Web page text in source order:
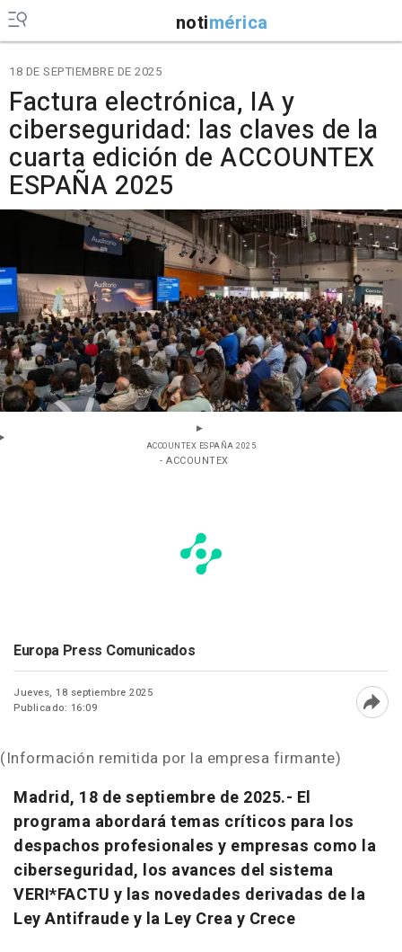
notimérica
18 DE SEPTIEMBRE DE 2025
Factura electrónica, IA y
ciberseguridad: las claves de la
cuarta edición de ACCOUNTEX
ESPAÑA 2025
ACCOUNTEX ESPAÑA 2025
- ACCOUNTEX
Europa Press Comunicados
Jueves, 18 septiembre 2025
Publicado: 16:09
(Información remitida por la empresa firmante)
Madrid, 18 de septiembre de 2025.- El
programa abordará temas críticos para los
despachos profesionales y empresas como la
ciberseguridad, los avances del sistema
VERI*FACTU y las novedades derivadas de la
Ley Antifraude y la Ley Crea y Crece